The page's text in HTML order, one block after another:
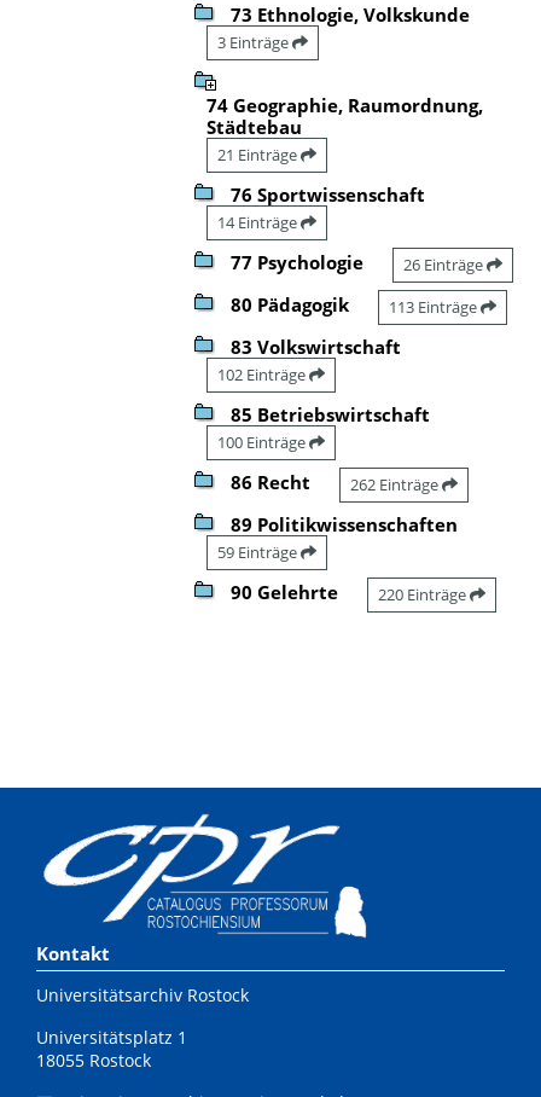
73 Ethnologie, Volkskunde
3 Einträge
74 Geographie, Raumordnung,
Städtebau
21 Einträge
76 Sportwissenschaft
14 Einträge
77 Psychologie 26 Einträge
80 Pädagogik 113 Einträge
83 Volkswirtschaft
102 Einträge
85 Betriebswirtschaft
100 Einträge
86 Recht 262 Einträge
89 Politikwissenschaften
59 Einträge
90 Gelehrte 220 Einträge
Kontakt
Universitätsarchiv Rostock
Universitätsplatz 1
18055 Rostock